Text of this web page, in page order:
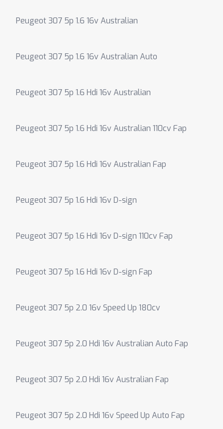
Peugeot 307 5p 1.6 16v Australian
Peugeot 307 5p 1.6 16v Australian Auto
Peugeot 307 5p 1.6 Hdi 16v Australian
Peugeot 307 5p 1.6 Hdi 16v Australian 110cv Fap
Peugeot 307 5p 1.6 Hdi 16v Australian Fap
Peugeot 307 5p 1.6 Hdi 16v D-sign
Peugeot 307 5p 1.6 Hdi 16v D-sign 110cv Fap
Peugeot 307 5p 1.6 Hdi 16v D-sign Fap
Peugeot 307 5p 2.0 16v Speed Up 180cv
Peugeot 307 5p 2.0 Hdi 16v Australian Auto Fap
Peugeot 307 5p 2.0 Hdi 16v Australian Fap
Peugeot 307 5p 2.0 Hdi 16v Speed Up Auto Fap